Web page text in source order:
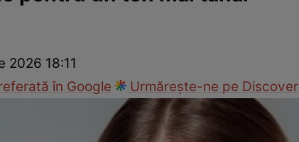
2026 18:11
în Google
Urmărește-ne pe Discover